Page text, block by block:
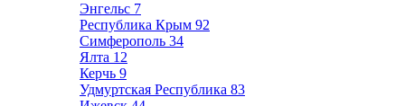
Энгельс 7
Республика Крым 92
Симферополь 34
Ялта 12
Керчь 9
Удмуртская Республика 83